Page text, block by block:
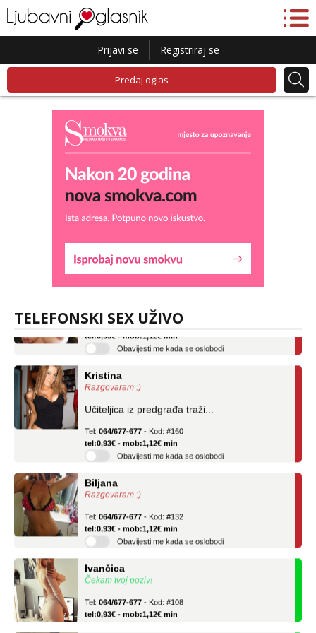
Prijavi se Registriraj se
Predaj oglas
TELEFONSKI SEX UŽIVO
Tel: 064/677-677
- Kod: #69
Obavijesti me kada se oslobodi
Razgovaram :)
tel:0,93€ - mob:1,12€ min
Obavijesti me kada se oslobodi
Razgovaram :)
tel:0,93€ - mob:1,12€ min
Obavijesti me kada se oslobodi
Čekam tvoj poziv!
tel:0,93€ - mob:1,12€ min